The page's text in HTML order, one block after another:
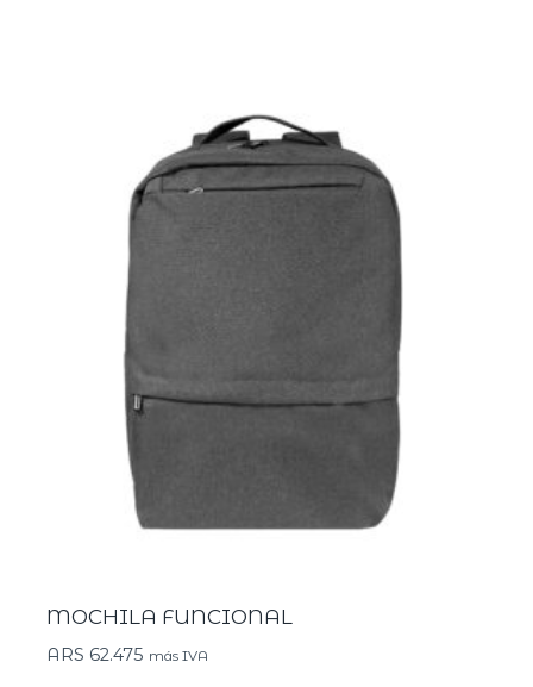
MOCHILA FUNCIONAL
ARS 62.475 más IVA